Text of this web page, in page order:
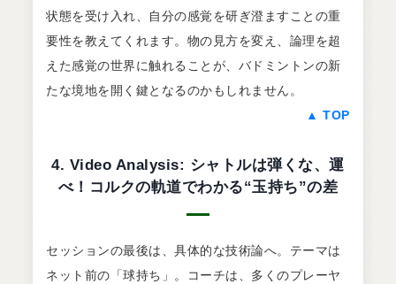
状態を受け入れ、自分の感覚を研ぎ澄ますことの重
要性を教えてくれます。物の見方を変え、論理を超
えた感覚の世界に触れることが、バドミントンの新
たな境地を開く鍵となるのかもしれません。
▲ TOP
4. Video Analysis: シャトルは弾くな、運
べ！コルクの軌道でわかる“玉持ち”の差
セッションの最後は、具体的な技術論へ。テーマは
ネット前の「球持ち」。コーチは、多くのプレーヤ